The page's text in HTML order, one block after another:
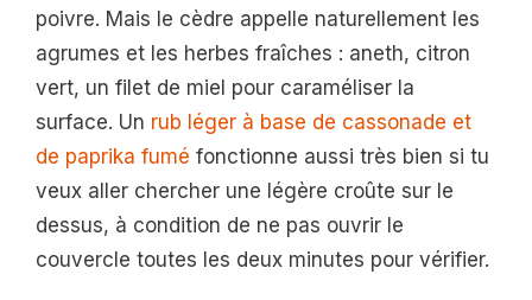
poivre. Mais le cèdre appelle naturellement les
agrumes et les herbes fraîches : aneth, citron
vert, un filet de miel pour caraméliser la
surface. Un rub léger à base de cassonade et
de paprika fumé fonctionne aussi très bien si tu
veux aller chercher une légère croûte sur le
dessus, à condition de ne pas ouvrir le
couvercle toutes les deux minutes pour vérifier.